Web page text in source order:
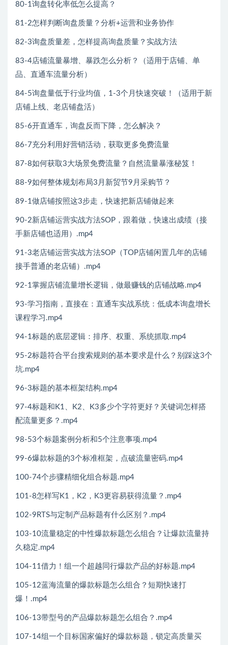
80-1询盘转化率低怎么提高？
81-2怎样判断询盘质量？分析+运营和业务协作
82-3询盘质量差，怎样提高询盘质量？实战方法
83-4店铺流量暴增、暴跌怎么分析？（适用于店铺、单
品、直通车流量分析）
84-5询盘量低于行业均值，1-3个月快速突破！（适用于新
店铺上线、老店铺盘活）
85-6开直通车，询盘反而下降，怎么解决？
86-7充分利用好营销活动，获取更多免费流量
87-8如何获取3大场景免费流量？自然流量暴涨秘笈！
88-9如何整体规划布局3月新贸节9月采购节？
89-1做店铺按照这3步走，快速把新店铺做起来
90-2新店铺运营实战方法SOP，跟着做，快速出成绩（接
手新店铺也适用）.mp4
91-3老店铺运营实战方法SOP（TOP店铺闲置几年的店铺
接手普通的老店铺）.mp4
92-1掌握店铺流量增长逻辑，做最赚钱的店铺战略.mp4
93-学习指南，直接在：直通车实战系统：低成本询盘增长
课程学习.mp4
94-1标题的底层逻辑：排序、权重、系统抓取.mp4
95-2标题符合平台搜索规则的基本要求是什么？别踩这3个
坑.mp4
96-3标题的基本框架结构.mp4
97-4标题和K1、K2、K3多少个字符更好？关键词怎样搭
配流量更多？.mp4
98-53个标题案例分析和5个注意事项.mp4
99-6爆款标题的3个标准框架，点破流量密码.mp4
100-74个步骤精细化组合标题.mp4
101-8怎样写K1，K2，K3更容易获得流量？.mp4
102-9RTS与定制产品标题有什么区别？.mp4
103-10流量稳定的中性爆款标题怎么组合？让爆款流量持
久稳定.mp4
104-11借力！组一个超越同行爆款产品的好标题.mp4
105-12蓝海流量的爆款标题怎么组合？短期快速打
爆！.mp4
106-13带型号的产品爆款标题怎么组合？.mp4
107-14组一个目标国家偏好的爆款标题，锁定高质量买